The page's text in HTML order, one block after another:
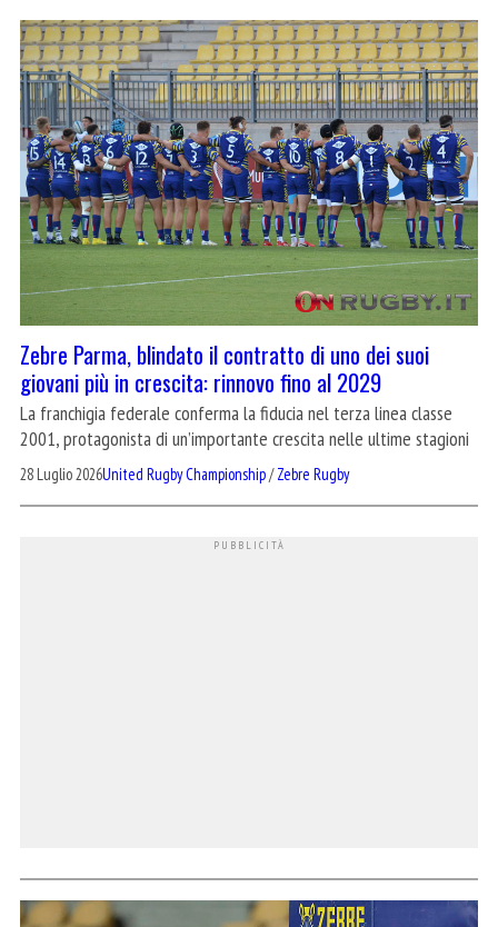
Zebre Parma, blindato il contratto di uno dei suoi
giovani più in crescita: rinnovo fino al 2029
La franchigia federale conferma la fiducia nel terza linea classe
2001, protagonista di un’importante crescita nelle ultime stagioni
28 Luglio 2026United Rugby Championship/Zebre Rugby